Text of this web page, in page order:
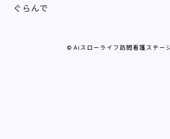
ぐらんで
© Aiスローライフ訪問看護ステー